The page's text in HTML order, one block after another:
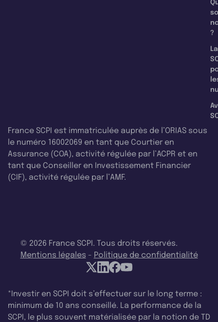
?
La
France SCPI est immatriculée auprès de l’ORIAS sous
le numéro 16002069 en tant que Courtier en
Assurance (COA), activité régulée par l’ACPR et en
tant que Conseiller en Investissement Financier
(CIF), activité régulée par l’AMF.
© 2026 France SCPI. Tous droits réservés.
Mentions légales - Politique de confidentialité
*Investir en SCPI doit s’effectuer sur le long terme :
minimum de 10 ans conseillé. La performance de la
SCPI, le plus souvent matérialisée par la notion de TD